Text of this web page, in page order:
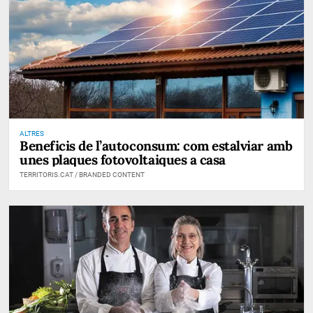
ALTRES
Beneficis de l’autoconsum: com estalviar amb
unes plaques fotovoltaiques a casa
TERRITORIS.CAT / BRANDED CONTENT